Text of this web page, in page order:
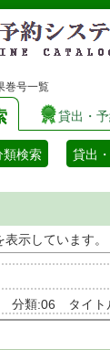
巻号一覧
貸出・
類検索 貸出
示しています。
分類:06 タイ